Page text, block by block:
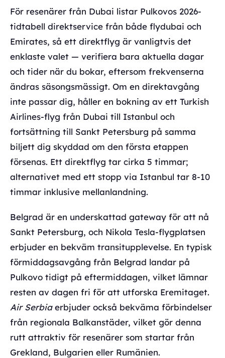
För resenärer från Dubai listar Pulkovos 2026-
tidtabell direktservice från både flydubai och
Emirates, så ett direktflyg är vanligtvis det
enklaste valet — verifiera bara aktuella dagar
och tider när du bokar, eftersom frekvenserna
ändras säsongsmässigt. Om en direktavgång
inte passar dig, håller en bokning av ett Turkish
Airlines-flyg från Dubai till Istanbul och
fortsättning till Sankt Petersburg på samma
biljett dig skyddad om den första etappen
försenas. Ett direktflyg tar cirka 5 timmar;
alternativet med ett stopp via Istanbul tar 8-10
timmar inklusive mellanlandning.
Belgrad är en underskattad gateway för att nå
Sankt Petersburg, och Nikola Tesla-flygplatsen
erbjuder en bekväm transitupplevelse. En typisk
förmiddagsavgång från Belgrad landar på
Pulkovo tidigt på eftermiddagen, vilket lämnar
resten av dagen fri för att utforska Eremitaget.
Air Serbiaerbjuder också bekväma förbindelser
från regionala Balkanstäder, vilket gör denna
rutt attraktiv för resenärer som startar från
Grekland, Bulgarien eller Rumänien.